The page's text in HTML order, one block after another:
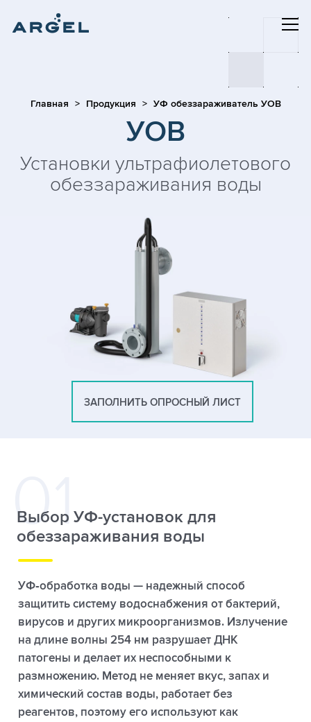
Главная Продукция УФ обеззараживатель УОВ
УОВ
Установки ультрафиолетового
обеззараживания воды
ЗАПОЛНИТЬ ОПРОСНЫЙ ЛИСТ
Выбор УФ-установок для
обеззараживания воды
УФ‑обработка воды — надежный способ
защитить систему водоснабжения от бактерий,
вирусов и других микроорганизмов. Излучение
на длине волны 254 нм разрушает ДНК
патогены и делает их неспособными к
размножению. Метод не меняет вкус, запах и
химический состав воды, работает без
реагентов, поэтому его используют как